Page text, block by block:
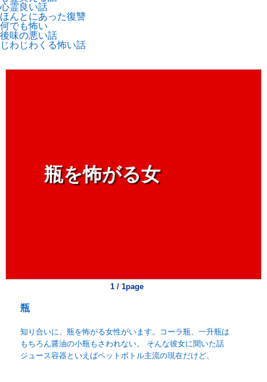
心霊良い話
ほんとにあった復讐
何でも怖い
後味の悪い話
じわじわくる怖い話
瓶を怖がる女
1 / 1page
瓶
知り合いに、瓶を怖がる女性がいます。コーラ瓶、一升瓶は
もちろん醤油の小瓶もさわれない。 そんな彼女に聞いた話
ジュース容器といえばペットボトル主流の現在だけど、